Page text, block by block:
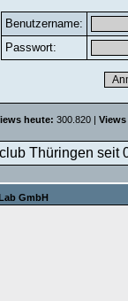
Benutzername:
Passwort:
heute: 300.820 |
Thüringen seit
GmbH